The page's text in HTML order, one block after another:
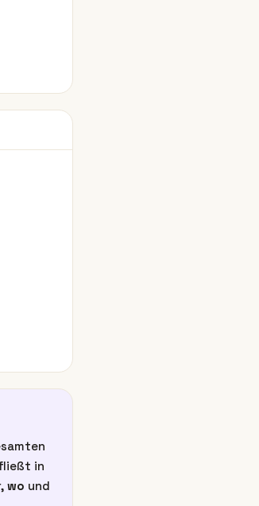
in
wo und